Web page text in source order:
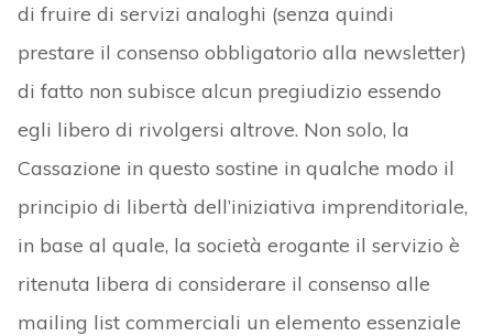
di fruire di servizi analoghi (senza quindi
prestare il consenso obbligatorio alla newsletter)
di fatto non subisce alcun pregiudizio essendo
egli libero di rivolgersi altrove. Non solo, la
Cassazione in questo sostine in qualche modo il
principio di libertà dell’iniziativa imprenditoriale,
in base al quale, la società erogante il servizio è
ritenuta libera di considerare il consenso alle
mailing list commerciali un elemento essenziale